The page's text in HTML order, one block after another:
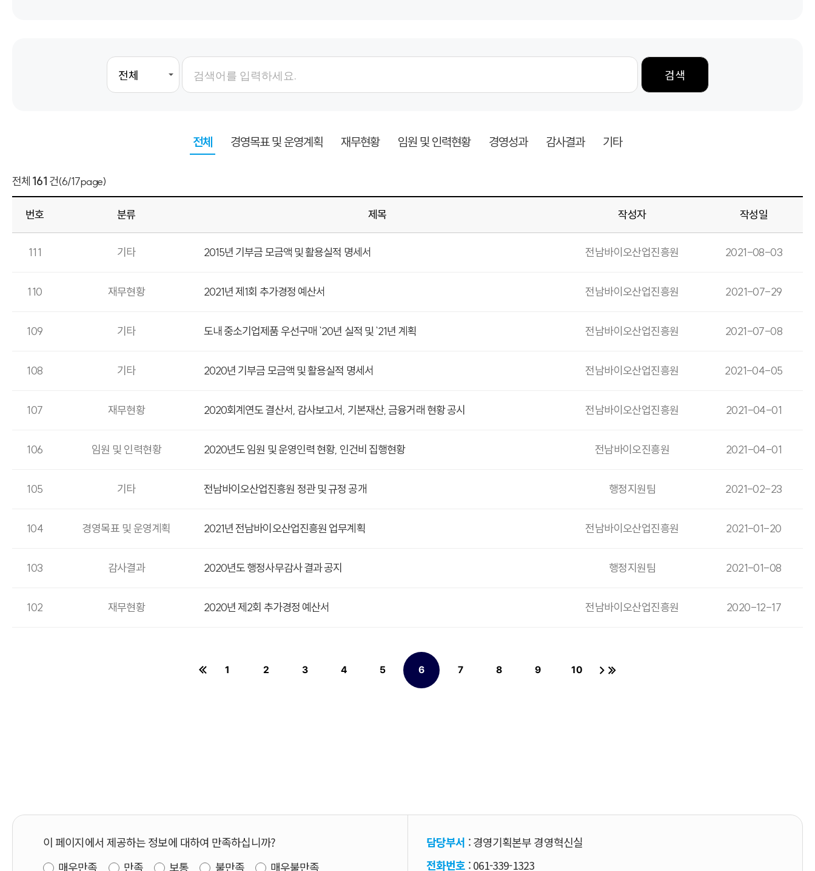
검색
전체 경영목표 및 운영계획 재무현황 임원 및 인력현황 경영성과 감사결과 기타
전체 161 건(6/17page)
번호 분류 제목 작성자 작성일
111 기타 2015년 기부금 모금액 및 활용실적 명세서 전남바이오산업진흥원 2021-08-03
110 재무현황 2021년 제1회 추가경정 예산서 전남바이오산업진흥원 2021-07-29
109 기타 도내 중소기업제품 우선구매 `20년 실적 및 `21년 계획 전남바이오산업진흥원 2021-07-08
108 기타 2020년 기부금 모금액 및 활용실적 명세서 전남바이오산업진흥원 2021-04-05
107 재무현황 2020회계연도 결산서, 감사보고서, 기본재산, 금융거래 현황 공시 전남바이오산업진흥원 2021-04-01
106 임원 및 인력현황 2020년도 임원 및 운영인력 현황, 인건비 집행현황 전남바이오진흥원 2021-04-01
105 기타 전남바이오산업진흥원 정관 및 규정 공개 행정지원팀 2021-02-23
104 경영목표 및 운영계획 2021년 전남바이오산업진흥원 업무계획 전남바이오산업진흥원 2021-01-20
103 감사결과 2020년도 행정사무감사 결과 공지 행정지원팀 2021-01-08
102 재무현황 2020년 제2회 추가경정 예산서 전남바이오산업진흥원 2020-12-17
1
페이지
2
페이지
3
페이지
4
페이지
5
페이지 열린
6
페이지
7
페이지
8
페이지
9
페이지
10
페이지
이 페이지에서 제공하는 정보에 대하여 만족하십니까?
매우만족
만족 보통 불만족 매우불만족
담당부서 : 경영기획본부 경영혁신실
전화번호 : 061-339-1323